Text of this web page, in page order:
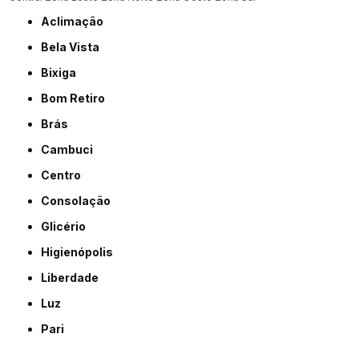
Aclimação
Bela Vista
Bixiga
Bom Retiro
Brás
Cambuci
Centro
Consolação
Glicério
Higienópolis
Liberdade
Luz
Pari